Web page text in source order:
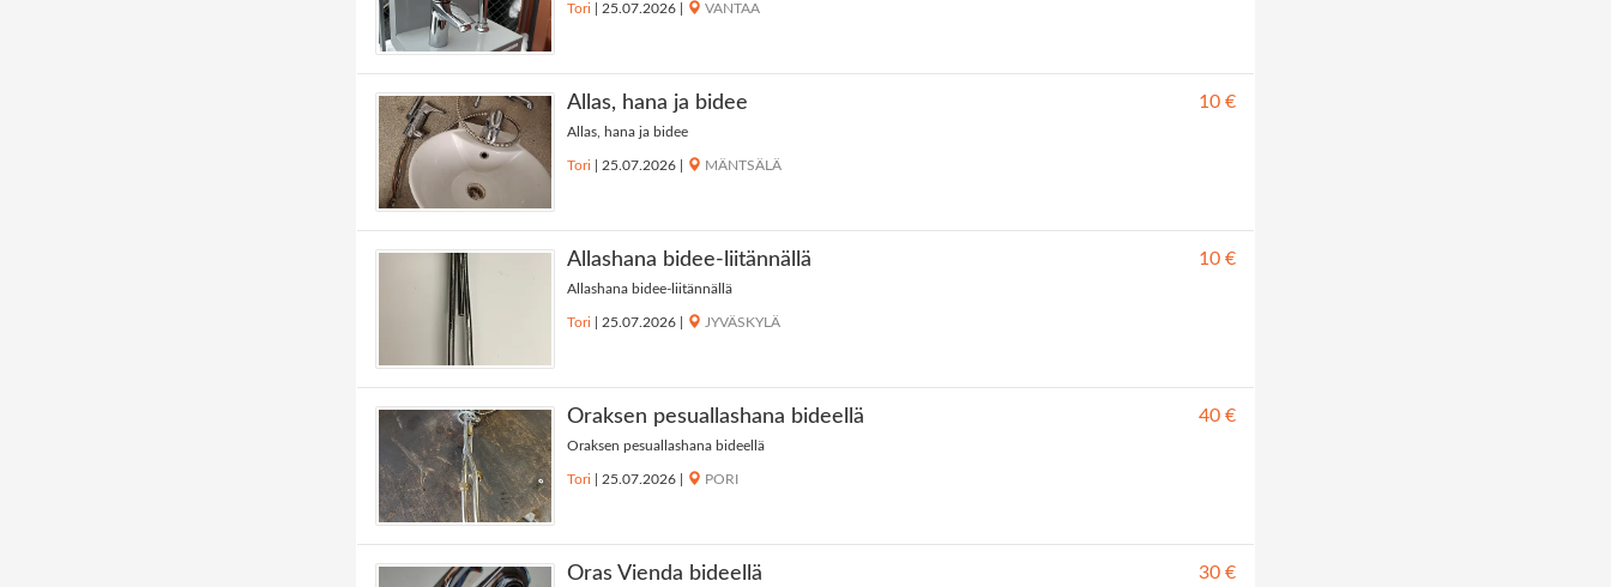
Tori 25.07.2026 VANTAA
Allas, hana ja bidee 10 €
Allas, hana ja bidee
Tori 25.07.2026 MÄNTSÄLÄ
Allashana bidee-liitännällä 10 €
Allashana bidee-liitännällä
Tori 25.07.2026 JYVÄSKYLÄ
Oraksen pesuallashana bideellä 40 €
Oraksen pesuallashana bideellä
Tori 25.07.2026 PORI
Oras Vienda bideellä 30 €